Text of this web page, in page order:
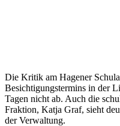
Die Kritik am Hagener
Besichtigungstermins in der
Tagen nicht ab. Auch die
Fraktion, Katja Graf, sieht
der Verwaltung.